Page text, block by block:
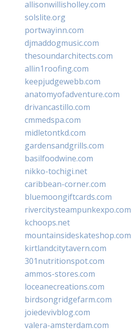
allisonwillisholley.com
solslite.org
portwayinn.com
djmaddogmusic.com
thesoundarchitects.com
allin1roofing.com
keepjudgewebb.com
anatomyofadventure.com
drivancastillo.com
cmmedspa.com
midletontkd.com
gardensandgrills.com
basilfoodwine.com
nikko-tochigi.net
caribbean-corner.com
bluemoongiftcards.com
rivercitysteampunkexpo.com
kchoops.net
mountainsideskateshop.com
kirtlandcitytavern.com
301nutritionspot.com
ammos-stores.com
loceanecreations.com
birdsongridgefarm.com
joiedevivblog.com
valera-amsterdam.com